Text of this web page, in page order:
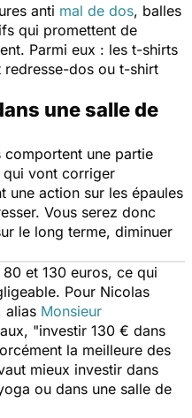
anti mal de dos, balles
qui promettent de
Parmi eux : les t-shirts
redresse-dos ou t-shirt
une salle de
une partie
qui vont corriger
une action sur les épaules
Vous serez donc
le long terme, diminuer
et 130 euros, ce qui
Pour Nicolas
alias Monsieur
, "investir 130 € dans
la meilleure des
mieux investir dans
ou dans une salle de